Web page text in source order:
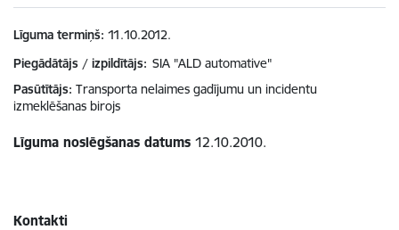
Līguma termiņš 11.10.2012.
Piegādātājs / izpildītājs: SIA "ALD automative"
Pasūtītājs Transporta nelaimes gadījumu un incidentu
izmeklēšanas birojs
Līguma noslēgšanas datums 12.10.2010.
Kontakti